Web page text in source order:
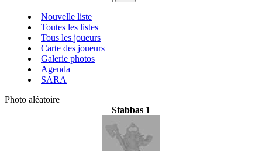
Nouvelle liste
Toutes les listes
Tous les joueurs
Carte des joueurs
Galerie photos
Agenda
SARA
Photo aléatoire
Stabbas 1